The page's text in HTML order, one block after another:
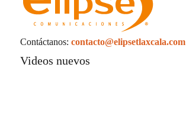
Contáctanos: contacto@elipsetlaxcala.com
Videos nuevos